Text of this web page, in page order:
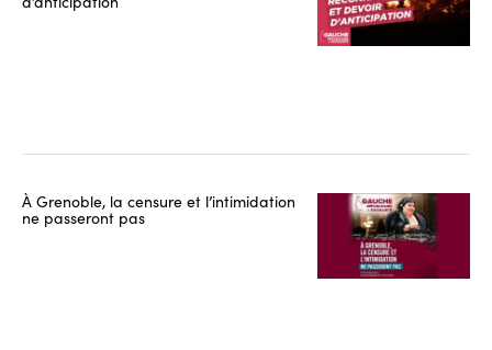
À Grenoble, la censure et l’intimidation
ne passeront pas